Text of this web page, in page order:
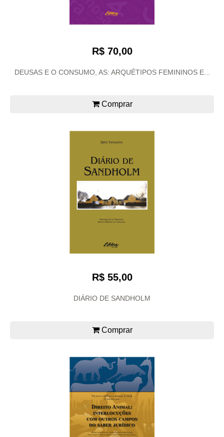
R$ 70,00
DEUSAS E O CONSUMO, AS: ARQUÉTIPOS FEMININOS E...
Comprar
R$ 55,00
DIÁRIO DE SANDHOLM
Comprar